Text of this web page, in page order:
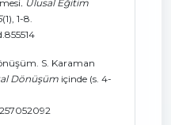
. Ulusal Eğitim
(1), 1-8.
S. Karaman
Dönüşüm içinde (s. 4-